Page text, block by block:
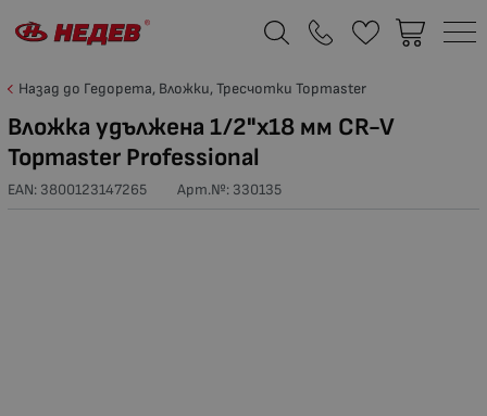
Назад до Гедорета, Вложки, Тресчотки Topmaster
Вложка удължена 1/2"x18 мм CR-V
Topmaster Professional
EAN: 3800123147265 Арт.№: 330135